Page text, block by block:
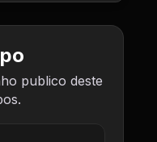
publico deste